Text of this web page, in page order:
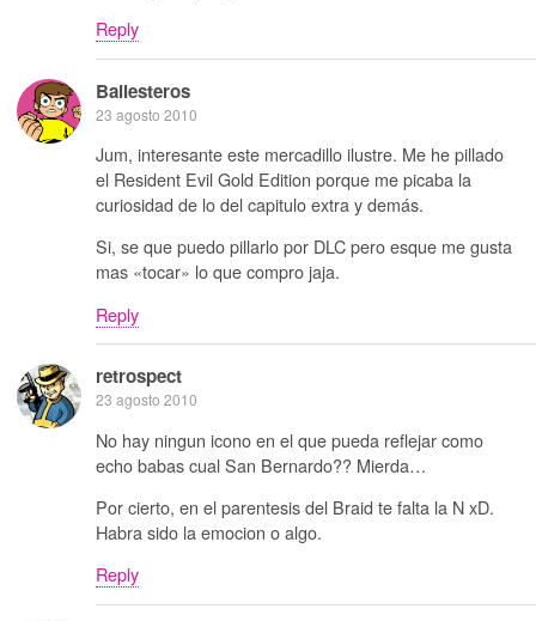
Reply
Ballesteros
23 agosto 2010
Jum, interesante este mercadillo ilustre. Me he pillado
el Resident Evil Gold Edition porque me picaba la
curiosidad de lo del capitulo extra y demás.
Si, se que puedo pillarlo por DLC pero esque me gusta
mas «tocar» lo que compro jaja.
Reply
retrospect
23 agosto 2010
No hay ningun icono en el que pueda reflejar como
echo babas cual San Bernardo?? Mierda…
Por cierto, en el parentesis del Braid te falta la N xD.
Habra sido la emocion o algo.
Reply